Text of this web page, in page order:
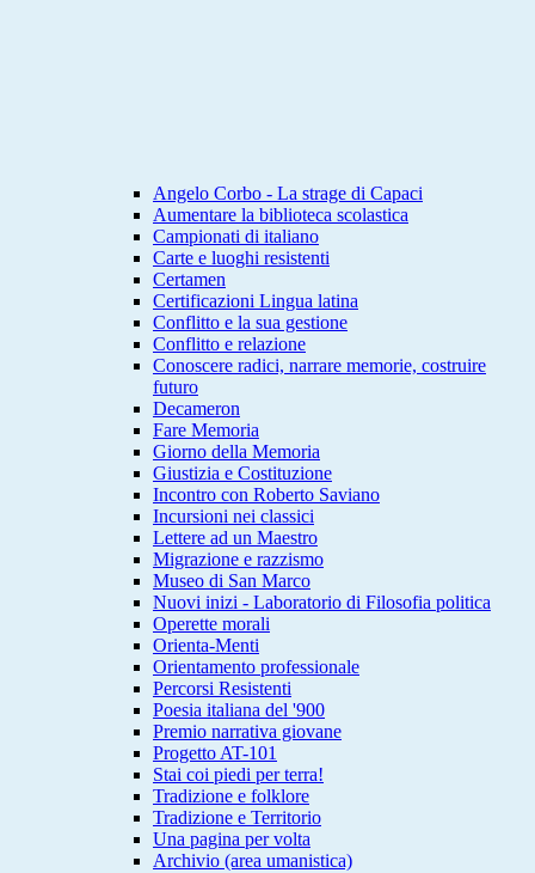
Angelo Corbo - La strage di Capaci
Aumentare la biblioteca scolastica
Campionati di italiano
Carte e luoghi resistenti
Certamen
Certificazioni Lingua latina
Conflitto e la sua gestione
Conflitto e relazione
Conoscere radici, narrare memorie, costruire
futuro
Decameron
Fare Memoria
Giorno della Memoria
Giustizia e Costituzione
Incontro con Roberto Saviano
Incursioni nei classici
Lettere ad un Maestro
Migrazione e razzismo
Museo di San Marco
Nuovi inizi - Laboratorio di Filosofia politica
Operette morali
Orienta-Menti
Orientamento professionale
Percorsi Resistenti
Poesia italiana del '900
Premio narrativa giovane
Progetto AT-101
Stai coi piedi per terra!
Tradizione e folklore
Tradizione e Territorio
Una pagina per volta
Archivio (area umanistica)